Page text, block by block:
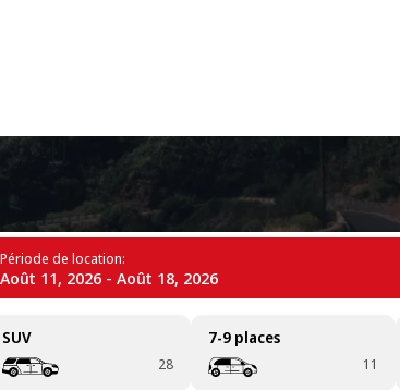
Période de location:
Août 11, 2026 - Août 18, 2026
SUV
28
7-9 places
11